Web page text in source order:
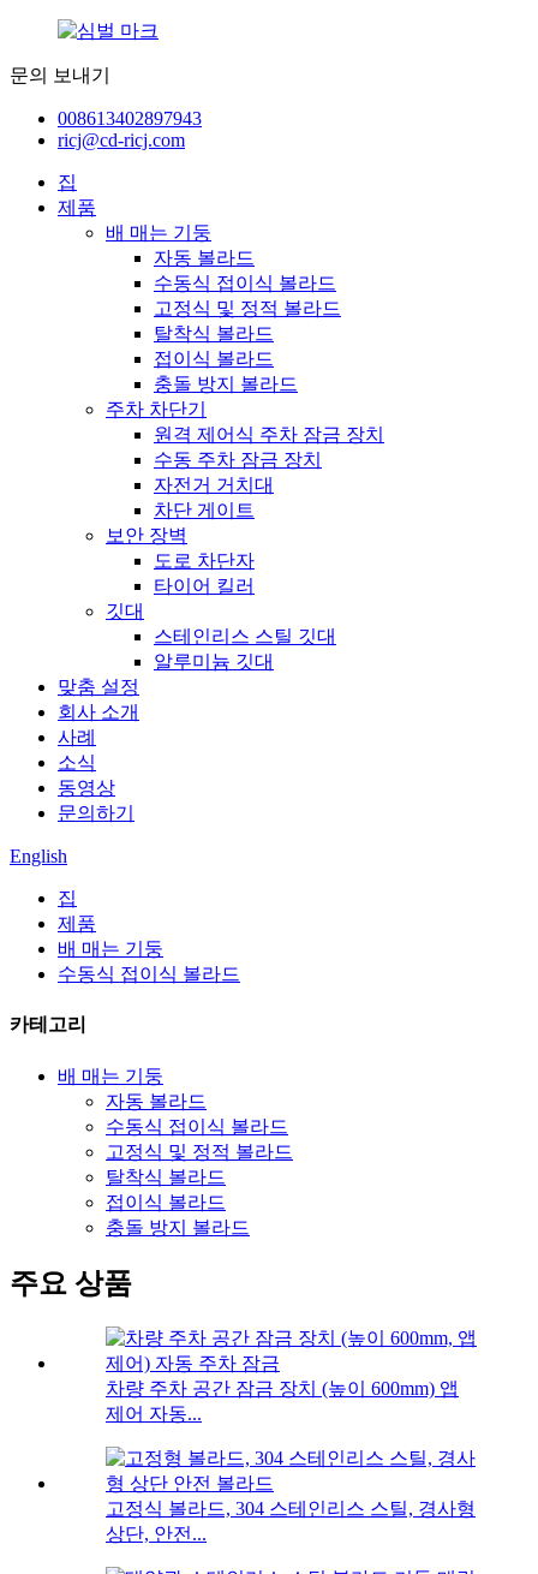
문의 보내기
008613402897943
ricj@cd-ricj.com
집
제품
배 매는 기둥
자동 볼라드
수동식 접이식 볼라드
고정식 및 정적 볼라드
탈착식 볼라드
접이식 볼라드
충돌 방지 볼라드
주차 차단기
원격 제어식 주차 잠금 장치
수동 주차 잠금 장치
자전거 거치대
차단 게이트
보안 장벽
도로 차단자
타이어 킬러
깃대
스테인리스 스틸 깃대
알루미늄 깃대
맞춤 설정
회사 소개
사례
소식
동영상
문의하기
English
집
제품
배 매는 기둥
수동식 접이식 볼라드
카테고리
배 매는 기둥
자동 볼라드
수동식 접이식 볼라드
고정식 및 정적 볼라드
탈착식 볼라드
접이식 볼라드
충돌 방지 볼라드
주요 상품
차량 주차 공간 잠금 장치 (높이 600mm) 앱
제어 자동...
고정식 볼라드, 304 스테인리스 스틸, 경사형
상단, 안전...